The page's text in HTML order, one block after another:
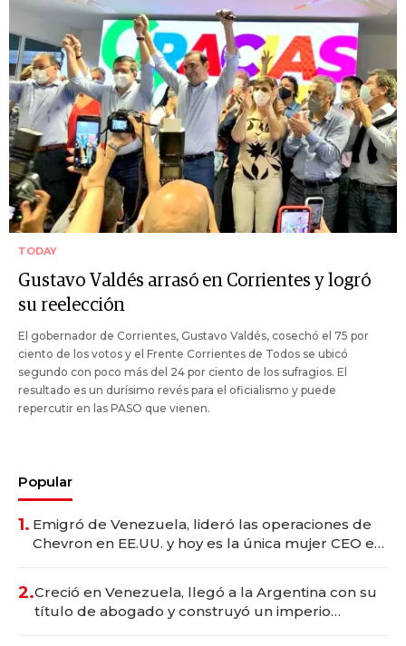
TODAY
Gustavo Valdés arrasó en Corrientes y logró
su reelección
El gobernador de Corrientes, Gustavo Valdés, cosechó el 75 por
ciento de los votos y el Frente Corrientes de Todos se ubicó
segundo con poco más del 24 por ciento de los sufragios. El
resultado es un durísimo revés para el oficialismo y puede
repercutir en las PASO que vienen.
Popular
1. Emigró de Venezuela, lideró las operaciones de
Chevron en EE.UU. y hoy es la única mujer CEO en
2.Creció en Venezuela, llegó a la Argentina con su
título de abogado y construyó un imperio